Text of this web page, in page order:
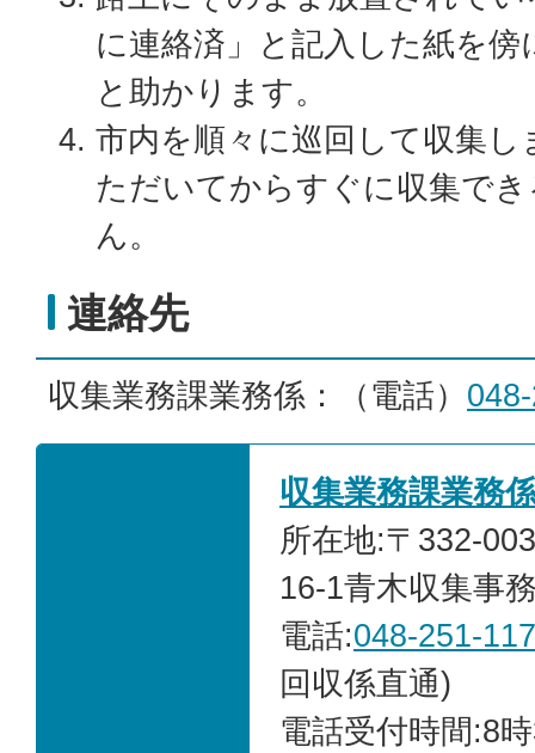
に連絡済」と記入した紙を
と助かります。
市内を順々に巡回して収集
ただいてからすぐに収集で
ん。
連絡先
収集業務課業務係：（電話）
収集業務課業務
所在地:〒332-
16-1青木収集事
電話:048-251-
回収係直通)
電話受付時間:8